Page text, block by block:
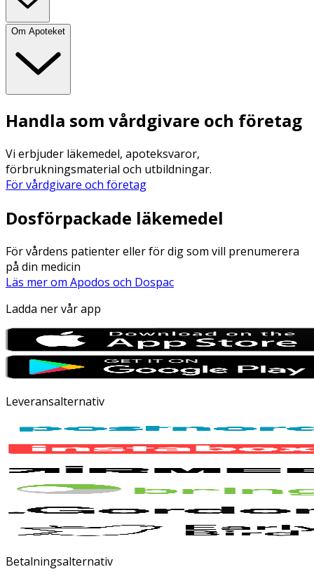
Om Apoteket
Handla som vårdgivare och företag
Vi erbjuder läkemedel, apoteksvaror,
förbrukningsmaterial och utbildningar.
För vårdgivare och företag
Dosförpackade läkemedel
För vårdens patienter eller för dig som vill prenumerera
på din medicin
Läs mer om Apodos och Dospac
Ladda ner vår app
Leveransalternativ
Betalningsalternativ